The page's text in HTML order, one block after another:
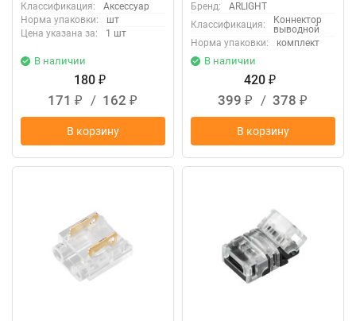
Классификация:
Аксессуар
Норма упаковки:
шт
Цена указана за:
1 шт
В наличии
180 ₽
171 ₽ / 162 ₽
В корзину
Бренд:
ARLIGHT
Классификация:
Коннектор
выводной
Норма упаковки:
комплект
В наличии
420 ₽
399 ₽ / 378 ₽
В корзину